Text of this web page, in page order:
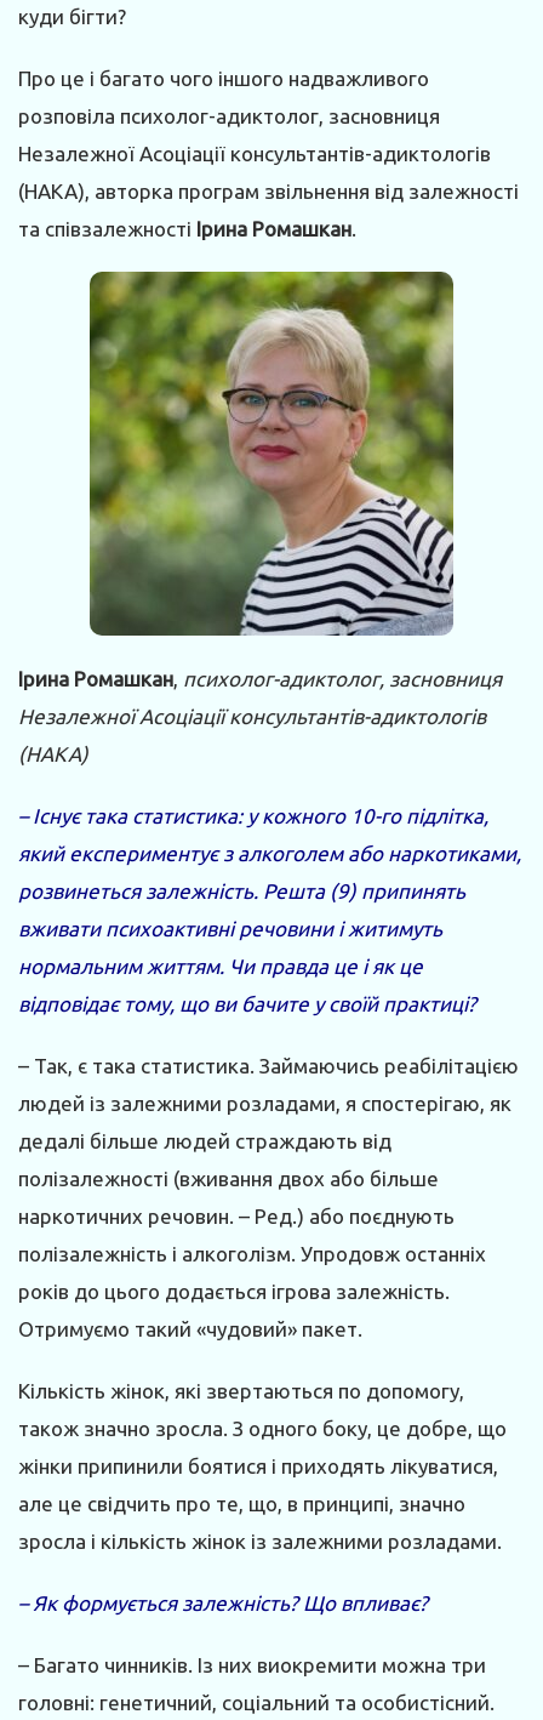
куди бігти?
Про це і багато чого іншого надважливого
розповіла психолог-адиктолог, засновниця
Незалежної Асоціації консультантів-адиктологів
(НАКА), авторка програм звільнення від залежності
та співзалежності Ірина Ромашкан
Ірина Ромашкан психолог-адиктолог, засновниця
Незалежної Асоціації консультантів-адиктологів
(НАКА)
– Існує така статистика: у кожного 10-го підлітка,
який експериментує з алкоголем або наркотиками,
розвинеться залежність. Решта (9) припинять
вживати психоактивні речовини і житимуть
нормальним життям. Чи правда це і як це
відповідає тому, що ви бачите у своїй практиці?
– Так, є така статистика. Займаючись реабілітацією
людей із залежними розладами, я спостерігаю, як
дедалі більше людей страждають від
полізалежності (вживання двох або більше
наркотичних речовин. – Ред.) або поєднують
полізалежність і алкоголізм. Упродовж останніх
років до цього додається ігрова залежність.
Отримуємо такий «чудовий» пакет.
Кількість жінок, які звертаються по допомогу,
також значно зросла. З одного боку, це добре, що
жінки припинили боятися і приходять лікуватися,
але це свідчить про те, що, в принципі, значно
зросла і кількість жінок із залежними розладами.
– Як формується залежність? Що впливає?
– Багато чинників. Із них виокремити можна три
головні: генетичний, соціальний та особистісний.